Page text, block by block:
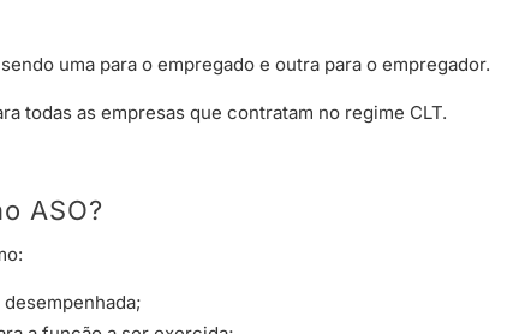
uma para o empregado e outra para o empregador.
todas as empresas que contratam no regime CLT.
ASO?